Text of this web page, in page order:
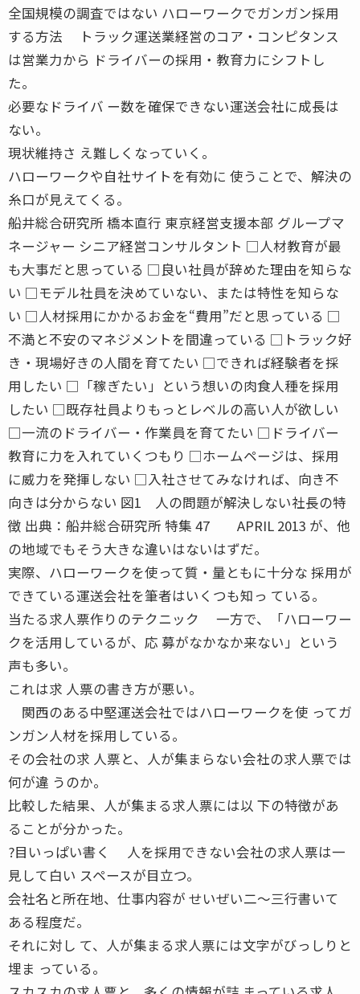
全国規模の調査ではない ハローワークでガンガン採用
する方法 トラック運送業経営のコア・コンピタンス
は営業力から ドライバーの採用・教育力にシフトし
た。
必要なドライバ ー数を確保できない運送会社に成長は
ない。
現状維持さ え難しくなっていく。
ハローワークや自社サイトを有効に 使うことで、解決の
糸口が見えてくる。
船井総合研究所 橋本直行 東京経営支援本部 グループマ
ネージャー シニア経営コンサルタント □人材教育が最
も大事だと思っている □良い社員が辞めた理由を知らな
い □モデル社員を決めていない、または特性を知らな
い □人材採用にかかるお金を“費用”だと思っている □
不満と不安のマネジメントを間違っている □トラック好
き・現場好きの人間を育てたい □できれば経験者を採
用したい □「稼ぎたい」という想いの肉食人種を採用
したい □既存社員よりもっとレベルの高い人が欲しい
□一流のドライバー・作業員を育てたい □ドライバー
教育に力を入れていくつもり □ホームページは、採用
に威力を発揮しない □入社させてみなければ、向き不
向きは分からない 図1 人の問題が解決しない社長の特
徴 出典：船井総合研究所 特集 47 APRIL 2013 が、他
の地域でもそう大きな違いはないはずだ。
実際、ハローワークを使って質・量ともに十分な 採用が
できている運送会社を筆者はいくつも知っ ている。
当たる求人票作りのテクニック 一方で、「ハローワー
クを活用しているが、応 募がなかなか来ない」という
声も多い。
これは求 人票の書き方が悪い。
関西のある中堅運送会社ではハローワークを使 ってガ
ンガン人材を採用している。
その会社の求 人票と、人が集まらない会社の求人票では
何が違 うのか。
比較した結果、人が集まる求人票には以 下の特徴があ
ることが分かった。
?目いっぱい書く 人を採用できない会社の求人票は一
見して白い スペースが目立つ。
会社名と所在地、仕事内容が せいぜい二〜三行書いて
ある程度だ。
それに対し て、人が集まる求人票には文字がびっしりと
埋ま っている。